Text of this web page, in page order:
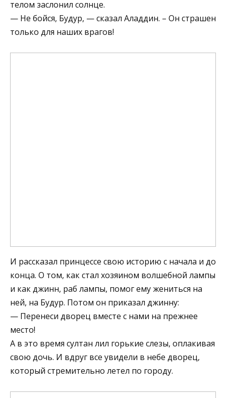
телом заслонил солнце.
— Не бойся, Будур, — сказал Аладдин. – Он страшен
только для наших врагов!
И рассказал принцессе свою историю с начала и до
конца. О том, как стал хозяином волшебной лампы
и как джинн, раб лампы, помог ему жениться на
ней, на Будур. Потом он приказал джинну:
— Перенеси дворец вместе с нами на прежнее
место!
А в это время султан лил горькие слезы, оплакивая
свою дочь. И вдруг все увидели в небе дворец,
который стремительно летел по городу.